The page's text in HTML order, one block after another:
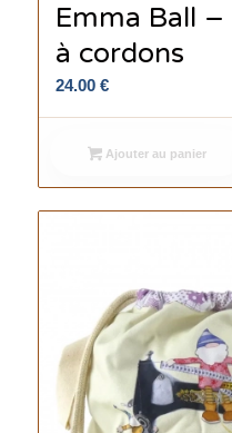
Emma Ball –
à cordons
24.00 €
Ajouter au panier